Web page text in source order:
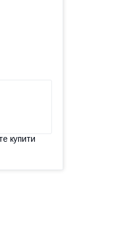
купити